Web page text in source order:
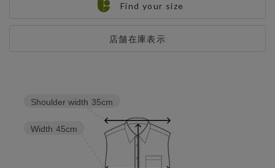
店舗在庫表示
Find your size
Width 45cm
Shoulder width 35cm